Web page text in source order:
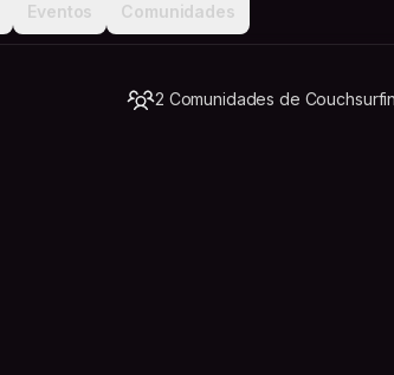
Eventos Comunidades
2 Comunidades de